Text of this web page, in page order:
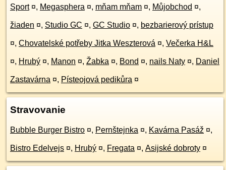
Sport ¤, Megasphera ¤, mňam mňam ¤, Můjobchod ¤,
žiaden ¤, Studio GC ¤, GC Studio ¤, bezbarierový prístup
¤, Chovatelské potřeby Jitka Weszterová ¤, Večerka H&L
¤, Hrubý ¤, Manon ¤, Žabka ¤, Bond ¤, nails Naty ¤, Daniel
Zastavárna ¤, Písteojová pedikůra ¤
Stravovanie
Bubble Burger Bistro ¤, Pernštejnka ¤, Kavárna Pasáž ¤,
Bistro Edelvejs ¤, Hrubý ¤, Fregata ¤, Asijské dobroty ¤